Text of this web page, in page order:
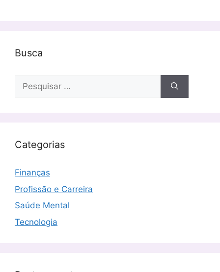
Busca
Pesquisar
Categorias
Finanças
Profissão e Carreira
Saúde Mental
Tecnologia